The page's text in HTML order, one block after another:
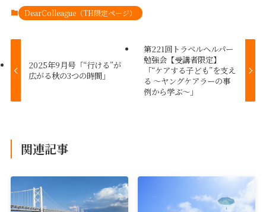
DearColleague（TH限定ページ）
2025年9月号「“行ける”が
広がる秋の3つの時間」
第221回トラベルヘルパー
勉強会【受講者限定】
「“ケアする子ども”を支え
る 〜ヤングケアラーの事
例から学ぶ〜」
関連記事